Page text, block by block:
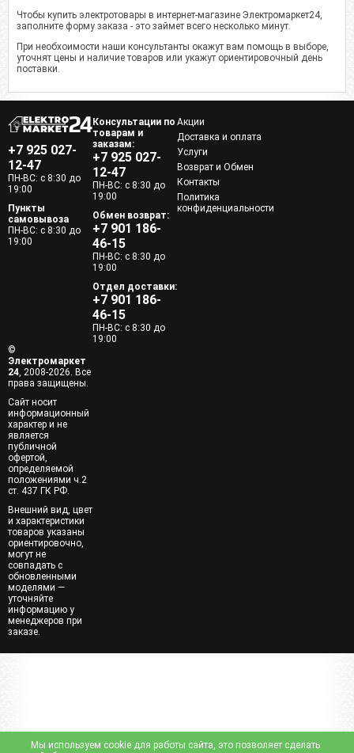
Чтобы купить электротовары в интернет-магазине Электромаркет24,
заполните форму заказа - это займет всего несколько минут.
При необхоимости наши консультанты окажут вам помощь в выборе,
уточнят цены и наличие товаров или укажут ориентировочный день
поставки.
+7 925 027-
12-47
ПН-ВС: с 8:30 до
19:00
Пункты
самовывоза
ПН-ВС: с 8:30 до
19:00
Консультации по
товарам и
заказам:
+7 925 027-
12-47
ПН-ВС: с 8:30 до
19:00
Обмен возврат:
+7 901 186-
46-15
ПН-ВС: с 8:30 до
19:00
Отдел доставки:
+7 901 186-
46-15
ПН-ВС: с 8:30 до
19:00
Акции
Доставка и оплата
Услуги
Возврат и Обмен
Контакты
Политика
конфиденциальности
©
Электромаркет
24, 2008-2026. Все
права защищены.
Сайт носит
информационный
характер и не
является
публичной
офертой,
определяемой
положениями ч.2
ст. 437 ГК РФ.
Внешний вид, цвет
и характеристики
товаров указаны
ориентировочно,
могут не
совпадать с
обновленными
моделями —
уточняйте
информацию у
менеджеров при
заказе.
Мы используем cookie для работы сайта, это позволяет сделать